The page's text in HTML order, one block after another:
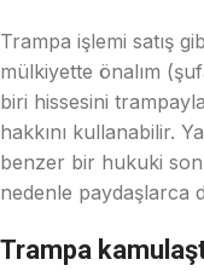
Trampa işlemi satış
mülkiyette önalım
biri hissesini
hakkını kullanabilir.
benzer bir hukuki
nedenle paydaşlarca
Trampa